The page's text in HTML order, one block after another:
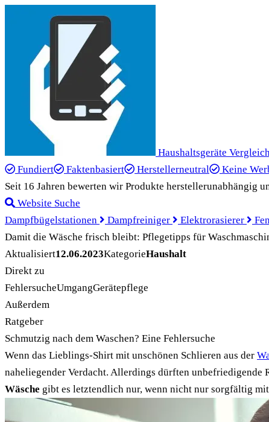
Haushaltsgeräte
Fundiert
Faktenbasiert Herstellerneutral
Keine
Seit 16 Jahren bewerten wir Produkte herstellerunabhängig
Website Suche
Dampfbügelstationen
Dampfreiniger Elektrorasierer
Damit die Wäsche frisch bleibt: Pflegetipps für
Aktualisiert12.06.2023KategorieHaushalt
Direkt zu
FehlersucheUmgangGerätepflege
Außerdem
Ratgeber
Schmutzig nach dem Waschen? Eine Fehlersuche
Wenn das Lieblings-Shirt mit unschönen Schlieren aus der
naheliegender Verdacht. Allerdings dürften unbefriedigende
Wäsche gibt es letztendlich nur, wenn nicht nur sorgfältig